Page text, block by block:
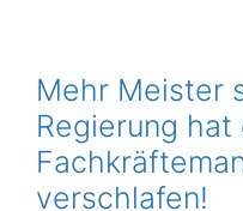
Mehr Meister
Regierung hat
verschlafen!